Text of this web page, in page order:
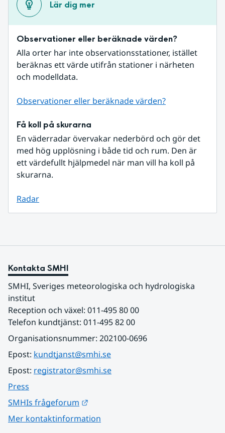
Lär dig mer
Observationer eller beräknade värden?
Alla orter har inte observationsstationer, istället
beräknas ett värde utifrån stationer i närheten
och modelldata.
Observationer eller beräknade värden?
Få koll på skurarna
En väderradar övervakar nederbörd och gör det
med hög upplösning i både tid och rum. Den är
ett värdefullt hjälpmedel när man vill ha koll på
skurarna.
Radar
Kontakta SMHI
SMHI, Sveriges meteorologiska och hydrologiska
institut
Reception och växel: 011-495 80 00
Telefon kundtjänst: 011-495 82 00
Organisationsnummer: 202100-0696
Epost: kundtjanst@smhi.se
Epost: registrator@smhi.se
Press
SMHIs frågeforum
Mer kontaktinformation